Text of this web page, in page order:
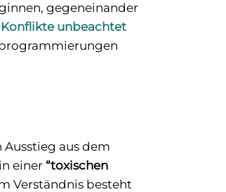
gegeneinander
unbeachtet
aus dem
einer “toxischen
Verständnis besteht